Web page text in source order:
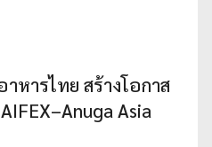
หารไทย สร้างโอกาส
Asia